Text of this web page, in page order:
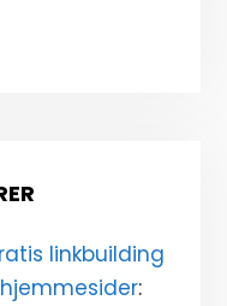
linkbuilding
: